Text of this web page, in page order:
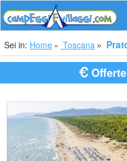
Sei in: Home Toscana